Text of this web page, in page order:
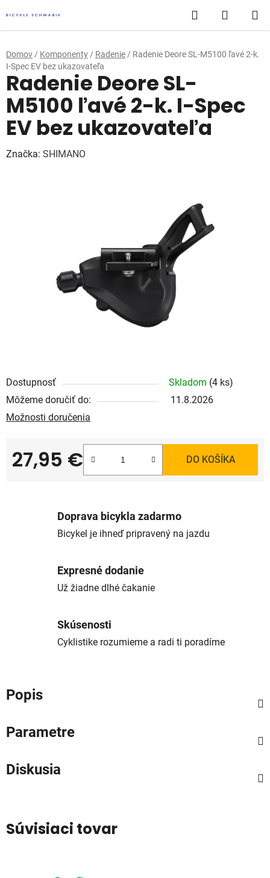
na
obsah
Hľadať
KOŠÍK
Domov / Komponenty / Radenie / Radenie Deore SL-M5100 ľavé 2-k.
I-Spec EV bez ukazovateľa
Dostupnosť Skladom (4 ks)
Môžeme doručiť do:
11.8.2026
Možnosti doručenia
27,95 €
Jednotková cena:
DO KOŠÍKA
Radenie Deore SL-
M5100 ľavé 2-k. I-Spec
EV bez ukazovateľa
Značka: SHIMANO
Doprava bicykla zadarmo
Bicykel je ihneď pripravený na jazdu
Expresné dodanie
Už žiadne dlhé čakanie
Skúsenosti
Cyklistike rozumieme a radi ti poradíme
Popis
Parametre
Diskusia
Súvisiaci tovar